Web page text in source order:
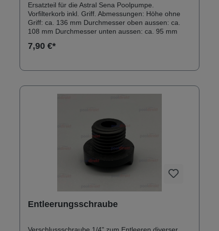
Ersatzteil für die Astral Sena Poolpumpe.
Vorfilterkorb inkl. Griff. Abmessungen: Höhe ohne
Griff: ca. 136 mm Durchmesser oben aussen: ca.
108 mm Durchmesser unten aussen: ca. 95 mm
7,90 €*
Entleerungsschraube